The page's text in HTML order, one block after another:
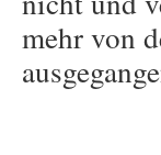
mehr von